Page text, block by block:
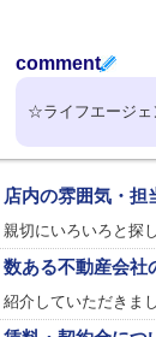
comment
☆ライフエージ
店内の雰囲気・担
親切にいろいろと探
数ある不動産会社
紹介していただきまし